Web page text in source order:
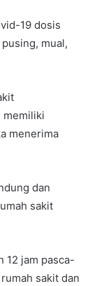
19 dosis
mual,
memiliki
menerima
dan
sakit
12 jam pasca-
sakit dan